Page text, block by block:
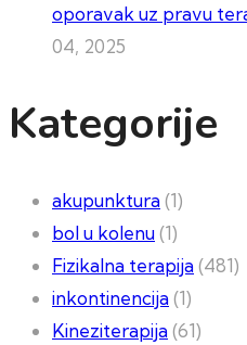
oporavak uz pravu
04, 2025
Kategorije
akupunktura(1)
bol u kolenu(1)
Fizikalna terapija(481)
inkontinencija(1)
Kineziterapija(61)